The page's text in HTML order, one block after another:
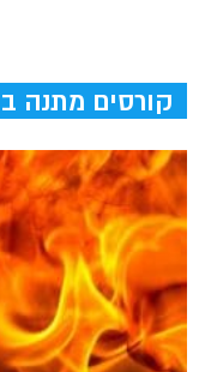
קורסים מתנה